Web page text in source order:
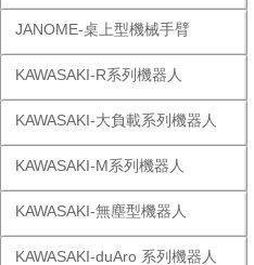
JANOME-桌上型機械手臂
KAWASAKI-R系列機器人
KAWASAKI-大負載系列機器人
KAWASAKI-M系列機器人
KAWASAKI-無塵型機器人
KAWASAKI-duAro 系列機器人